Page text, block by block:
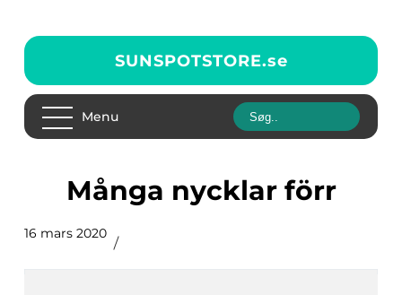
SUNSPOTSTORE.se
Menu
Många nycklar förr
16 mars 2020